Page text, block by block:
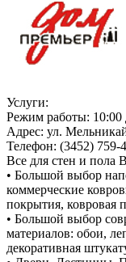
Услуги:
Режим работы: 10:00
Адрес: ул.
Телефон: (3452) 759-
Все для стен и пола
• Большой выбор
коммерческие
покрытия, ковровая
• Большой выбор
материалов: обои,
декоративная